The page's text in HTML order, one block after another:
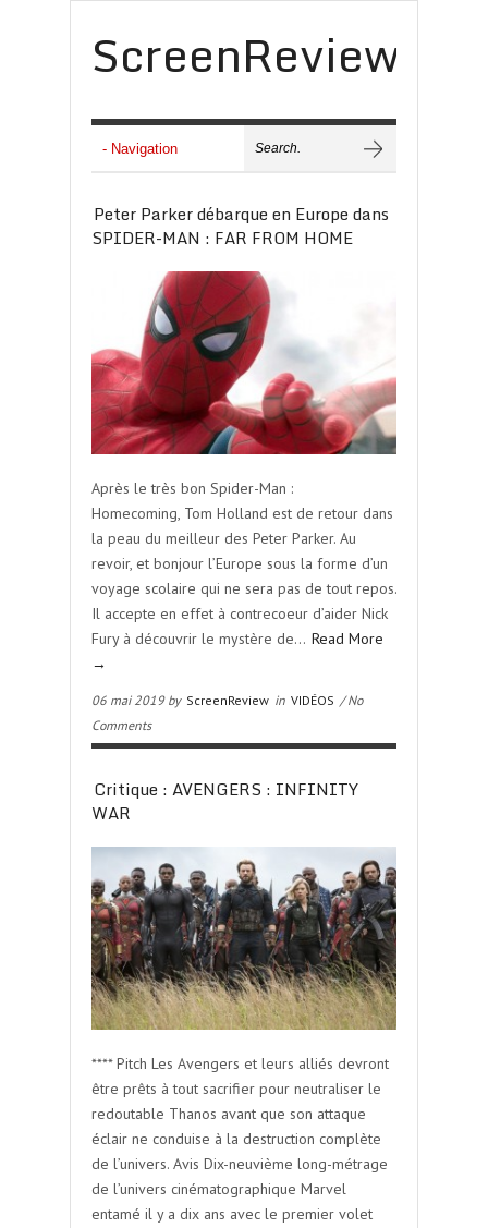
ScreenReview
Peter Parker débarque en Europe dans
SPIDER-MAN : FAR FROM HOME
Après le très bon Spider-Man :
Homecoming, Tom Holland est de retour dans
la peau du meilleur des Peter Parker. Au
revoir, et bonjour l’Europe sous la forme d’un
voyage scolaire qui ne sera pas de tout repos.
Il accepte en effet à contrecoeur d’aider Nick
Fury à découvrir le mystère de… Read More
→
06 mai 2019 by ScreenReview in VIDÉOS / No
Comments
Critique : AVENGERS : INFINITY
WAR
**** Pitch Les Avengers et leurs alliés devront
être prêts à tout sacrifier pour neutraliser le
redoutable Thanos avant que son attaque
éclair ne conduise à la destruction complète
de l’univers. Avis Dix-neuvième long-métrage
de l’univers cinématographique Marvel
entamé il y a dix ans avec le premier volet